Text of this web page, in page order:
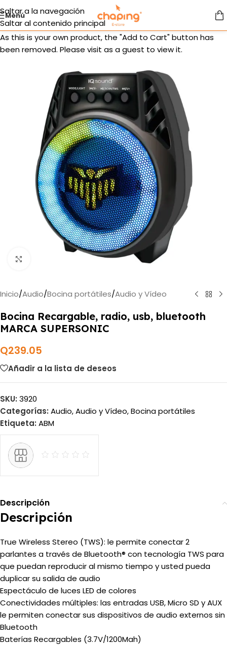
Saltar a la navegación
Saltar al contenido principal
Menú
As this is your own product, the "Add to Cart" button has
been removed. Please visit as a guest to view it.
Haga clic para ampliar
Inicio/Audio/Bocina portátiles/Audio y Vídeo
Bocina Recargable, radio, usb, bluetooth
MARCA SUPERSONIC
Q239.05
Añadir a la lista de deseos
SKU: 3920
Categorías: Audio,Audio y Vídeo,Bocina portátiles
Etiqueta: ABM
Descripción
Descripción
True Wireless Stereo (TWS): le permite conectar 2
parlantes a través de Bluetooth® con tecnología TWS para
que puedan reproducir al mismo tiempo y usted pueda
duplicar su salida de audio
Espectáculo de luces LED de colores
Conectividades múltiples: las entradas USB, Micro SD y AUX
le permiten conectar sus dispositivos de audio externos sin
Bluetooth
Baterías Recargables (3.7V/1200Mah)